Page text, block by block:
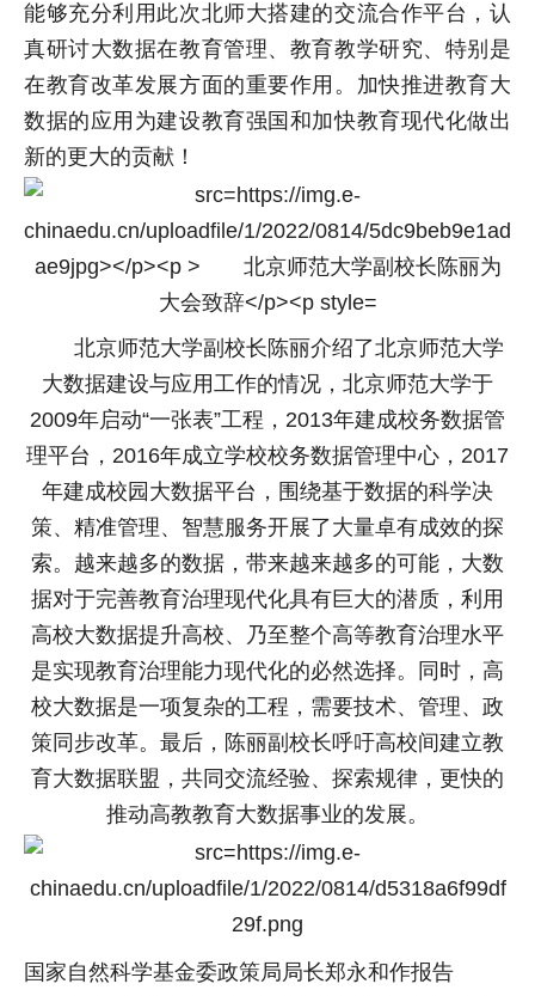
能够充分利用此次北师大搭建的交流合作平台，认
真研讨大数据在教育管理、教育教学研究、特别是
在教育改革发展方面的重要作用。加快推进教育大
数据的应用为建设教育强国和加快教育现代化做出
新的更大的贡献！
北京师范大学副校长陈丽介绍了北京师范大学
大数据建设与应用工作的情况，北京师范大学于
2009年启动“一张表”工程，2013年建成校务数据管
理平台，2016年成立学校校务数据管理中心，2017
年建成校园大数据平台，围绕基于数据的科学决
策、精准管理、智慧服务开展了大量卓有成效的探
索。越来越多的数据，带来越来越多的可能，大数
据对于完善教育治理现代化具有巨大的潜质，利用
高校大数据提升高校、乃至整个高等教育治理水平
是实现教育治理能力现代化的必然选择。同时，高
校大数据是一项复杂的工程，需要技术、管理、政
策同步改革。最后，陈丽副校长呼吁高校间建立教
育大数据联盟，共同交流经验、探索规律，更快的
推动高教教育大数据事业的发展。
国家自然科学基金委政策局局长郑永和作报告